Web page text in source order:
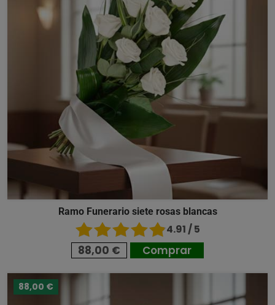
Ramo Funerario siete rosas blancas
4.91 / 5
88,00 € Comprar
88,00 €